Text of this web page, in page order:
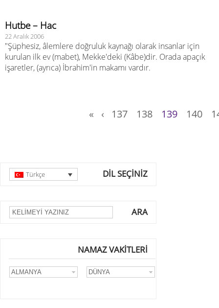
Hutbe – Hac
22 Aralık 2006
"Şüphesiz, âlemlere doğruluk kaynağı olarak insanlar için
kurulan ilk ev (mabet), Mekke'deki (Kâbe)dir. Orada apaçık
işaretler, (ayrıca) İbrahim'in makamı vardır.
« ‹ 137 138 139 140
DİL SEÇİNİZ
Türkçe
ARA
NAMAZ VAKİTLERİ